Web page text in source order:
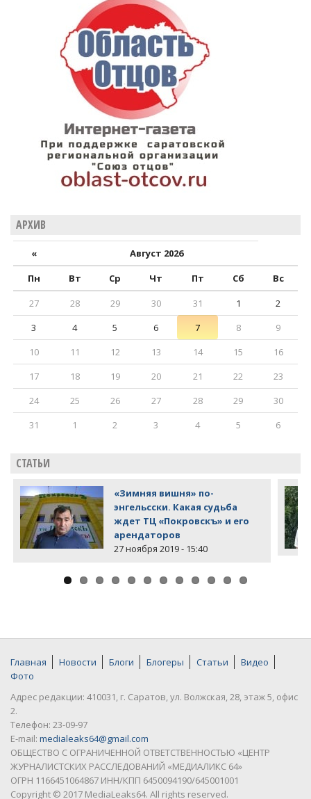
АРХИВ
«
Август 2026
Пн
Вт Ср Чт Пт Сб
Вс
27
28 29 30 31 1
2
3
4 5 6 7 8
9
10
11 12 13 14 15
16
17
18 19 20 21 22
23
24
25 26 27 28 29
30
31
1 2 3 4 5 6
СТАТЬИ
«Зимняя вишня» по-
энгельсски. Какая судьба
ждет ТЦ «Покровскъ» и его
арендаторов
27 ноября 2019 - 15:40
Главная Новости Блоги Блогеры Статьи
Видео
Фото
Адрес редакции: 410031, г. Саратов, ул. Волжская, 28, этаж 5, офис
2.
Телефон: 23-09-97
E-mail: medialeaks64@gmail.com
ОБЩЕСТВО С ОГРАНИЧЕННОЙ ОТВЕТСТВЕННОСТЬЮ «ЦЕНТР
ЖУРНАЛИСТСКИХ РАССЛЕДОВАНИЙ «МЕДИАЛИКС 64»
ОГРН 1166451064867 ИНН/КПП 6450094190/645001001
Copyright © 2017 MediaLeaks64. All rights reserved.